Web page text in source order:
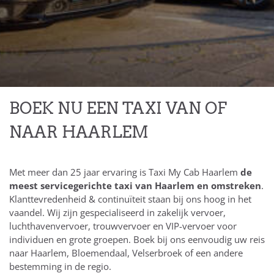
BOEK NU EEN TAXI VAN OF
NAAR HAARLEM
Met meer dan 25 jaar ervaring is Taxi My Cab Haarlem de
meest servicegerichte taxi van Haarlem en omstreken.
Klanttevredenheid & continuïteit staan bij ons hoog in het
vaandel. Wij zijn gespecialiseerd in zakelijk vervoer,
luchthavenvervoer, trouwvervoer en VIP-vervoer voor
individuen en grote groepen. Boek bij ons eenvoudig uw reis
naar Haarlem, Bloemendaal, Velserbroek of een andere
bestemming in de regio.